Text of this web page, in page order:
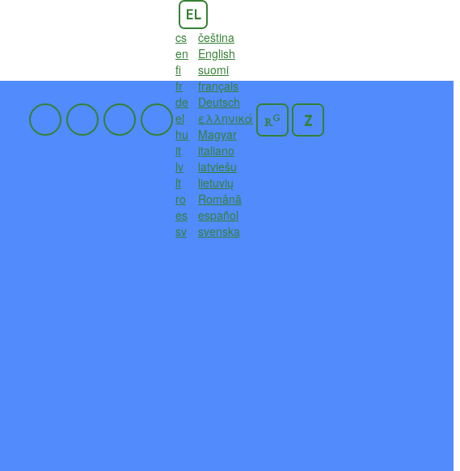
EL
cs
čeština
en
English
fi
suomi
fr
français
de
Deutsch
el
ελληνικά
hu
Magyar
it
italiano
lv
latviešu
lt
lietuvių
ro
Română
es
español
sv
svenska
RG Z